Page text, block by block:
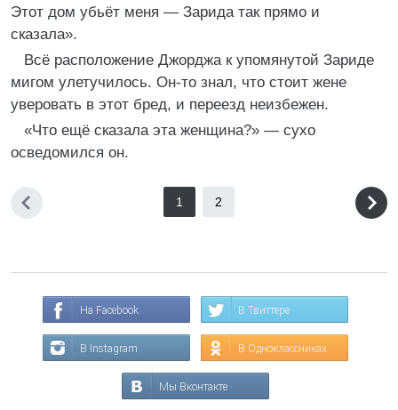
Этот дом убьёт меня — Зарида так прямо и
сказала».
Всё расположение Джорджа к упомянутой Зариде
мигом улетучилось. Он-то знал, что стоит жене
уверовать в этот бред, и переезд неизбежен.
«Что ещё сказала эта женщина?» — сухо
осведомился он.
1 2
На Facebook В Твиттере
В Instagram В Одноклассниках
Мы Вконтакте